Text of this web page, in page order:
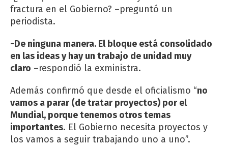
fractura en el Gobierno? –preguntó un
periodista.
-De ninguna manera. El bloque está consolidado
en las ideas y hay un trabajo de unidad muy
claro –respondió la exministra.
Además confirmó que desde el oficialismo “no
vamos a parar (de tratar proyectos) por el
Mundial, porque tenemos otros temas
importantes. El Gobierno necesita proyectos y
los vamos a seguir trabajando uno a uno”.